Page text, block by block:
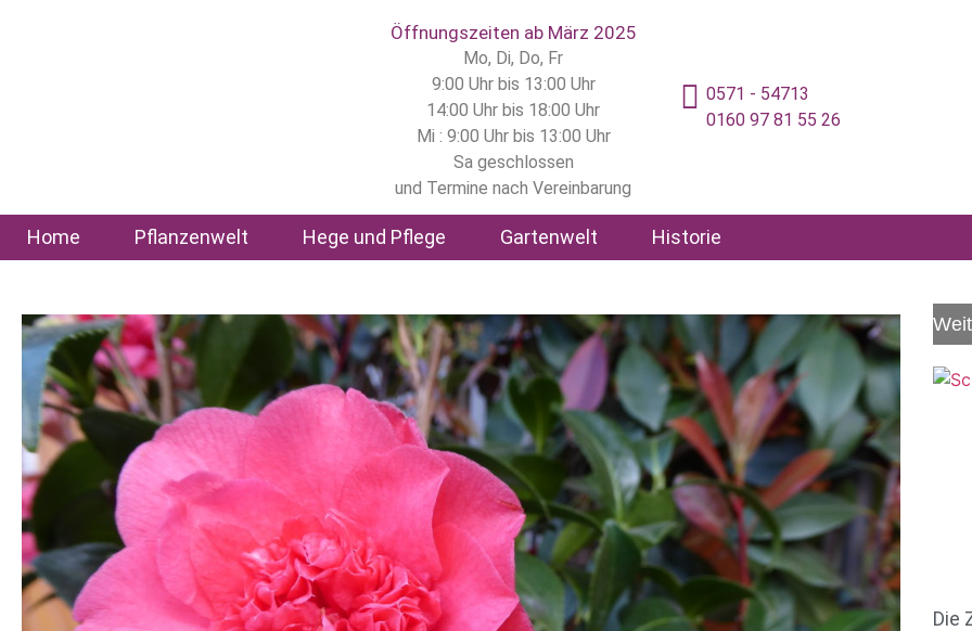
Öffnungszeiten ab März 2025
Mo, Di, Do, Fr
9:00 Uhr bis 13:00 Uhr
14:00 Uhr bis 18:00 Uhr
Mi : 9:00 Uhr bis 13:00 Uhr
Sa geschlossen
und Termine nach Vereinbarung
0571 - 54713
0160 97 81 55 26
Home Pflanzenwelt Hege und Pflege Gartenwelt Historie
Die